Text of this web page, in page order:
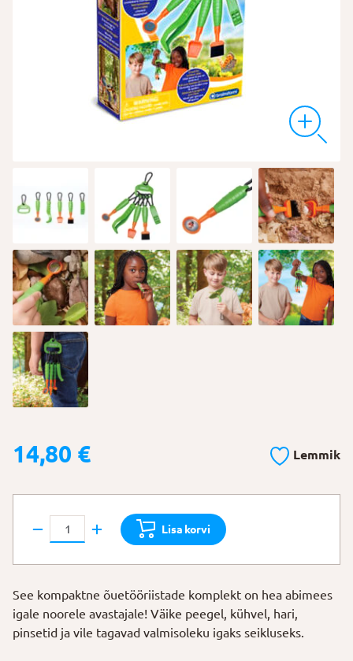
14,80 € Lemmik
Kompaktne
õuetööriistade
komplekt
Lisa korvi
See kompaktne õuetööriistade komplekt on hea abimees
igale noorele avastajale! Väike peegel, kühvel, hari,
pinsetid ja vile tagavad valmisoleku igaks seikluseks.